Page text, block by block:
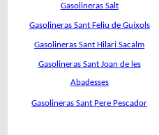
Gasolineras Salt
Gasolineras Sant Feliu de Guíxols
Gasolineras Sant Hilari Sacalm
Gasolineras Sant Joan de les
Abadesses
Gasolineras Sant Pere Pescador